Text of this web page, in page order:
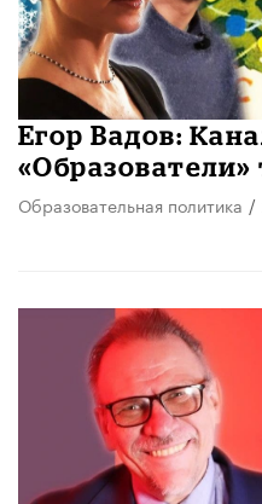
Егор Вадов:
«Образователи»
Образовательная политика /